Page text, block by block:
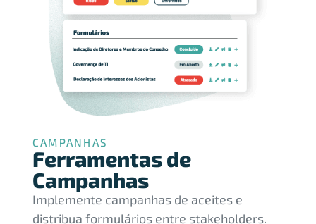
CAMPANHAS
Ferramentas de
Campanhas
Implemente campanhas de aceites e
distribua formulários entre stakeholders.